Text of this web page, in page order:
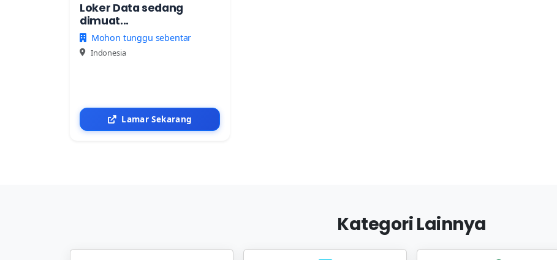
Loker Data sedang
dimuat...
Mohon tunggu sebentar
Indonesia
Lamar Sekarang
Kategori Lainnya